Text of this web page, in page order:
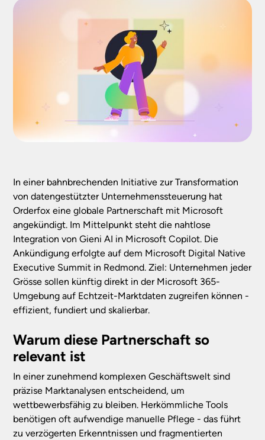
In einer bahnbrechenden Initiative zur Transformation
von datengestützter Unternehmenssteuerung hat
Orderfox eine globale Partnerschaft mit Microsoft
angekündigt. Im Mittelpunkt steht die nahtlose
Integration von Gieni AI in Microsoft Copilot. Die
Ankündigung erfolgte auf dem Microsoft Digital Native
Executive Summit in Redmond. Ziel: Unternehmen jeder
Grösse sollen künftig direkt in der Microsoft 365-
Umgebung auf Echtzeit-Marktdaten zugreifen können -
effizient, fundiert und skalierbar.
Warum diese Partnerschaft so
relevant ist
In einer zunehmend komplexen Geschäftswelt sind
präzise Marktanalysen entscheidend, um
wettbewerbsfähig zu bleiben. Herkömmliche Tools
benötigen oft aufwendige manuelle Pflege - das führt
zu verzögerten Erkenntnissen und fragmentierten